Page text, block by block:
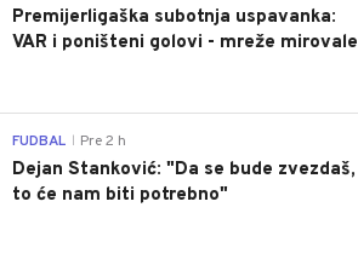
Premijerligaška subotnja uspavanka:
VAR i poništeni golovi - mreže mirovale
FUDBAL Pre 2 h
Dejan Stanković: "Da se bude zvezdaš,
to će nam biti potrebno"